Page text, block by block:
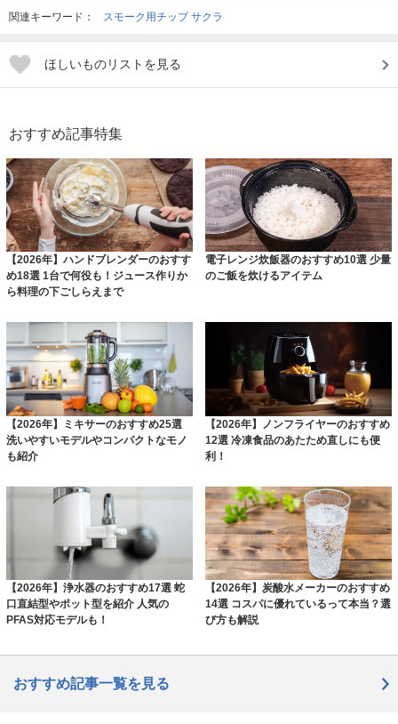
関連キーワード： スモーク用チップ サクラ
ほしいものリストを見る
おすすめ記事特集
【2026年】ハンドブレンダーのおすす
め18選 1台で何役も！ジュース作りか
ら料理の下ごしらえまで
電子レンジ炊飯器のおすすめ10選 少量
のご飯を炊けるアイテム
【2026年】ミキサーのおすすめ25選
洗いやすいモデルやコンパクトなモノ
も紹介
【2026年】ノンフライヤーのおすすめ
12選 冷凍食品のあたため直しにも便
利！
【2026年】浄水器のおすすめ17選 蛇
口直結型やポット型を紹介 人気の
PFAS対応モデルも！
【2026年】炭酸水メーカーのおすすめ
14選 コスパに優れているって本当？選
び方も解説
おすすめ記事一覧を見る